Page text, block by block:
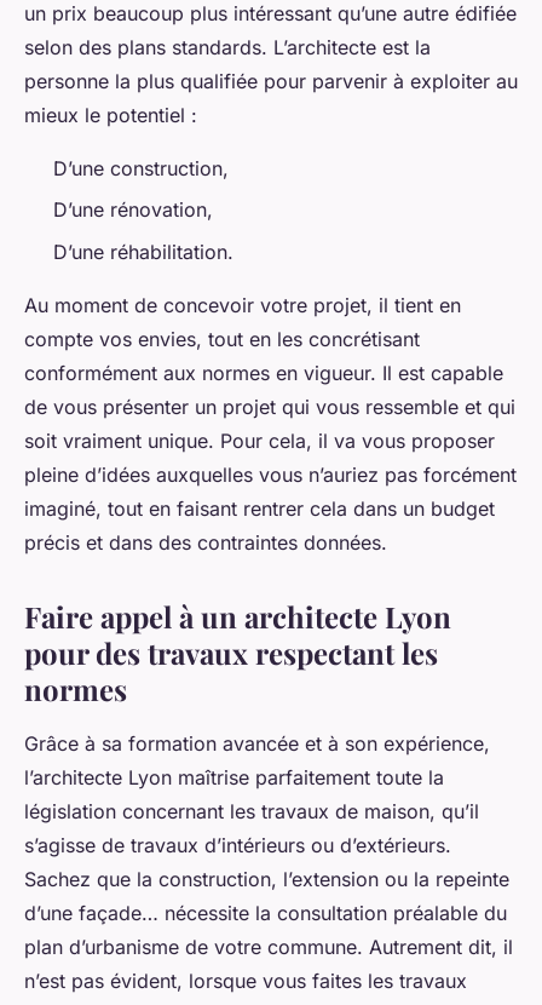
un prix beaucoup plus intéressant qu’une autre édifiée
selon des plans standards. L’architecte est la
personne la plus qualifiée pour parvenir à exploiter au
mieux le potentiel :
D’une construction,
D’une rénovation,
D’une réhabilitation.
Au moment de concevoir votre projet, il tient en
compte vos envies, tout en les concrétisant
conformément aux normes en vigueur. Il est capable
de vous présenter un projet qui vous ressemble et qui
soit vraiment unique. Pour cela, il va vous proposer
pleine d’idées auxquelles vous n’auriez pas forcément
imaginé, tout en faisant rentrer cela dans un budget
précis et dans des contraintes données.
Faire appel à un architecte Lyon
pour des travaux respectant les
normes
Grâce à sa formation avancée et à son expérience,
l’architecte Lyon maîtrise parfaitement toute la
législation concernant les travaux de maison, qu’il
s’agisse de travaux d’intérieurs ou d’extérieurs.
Sachez que la construction, l’extension ou la repeinte
d’une façade… nécessite la consultation préalable du
plan d’urbanisme de votre commune. Autrement dit, il
n’est pas évident, lorsque vous faites les travaux